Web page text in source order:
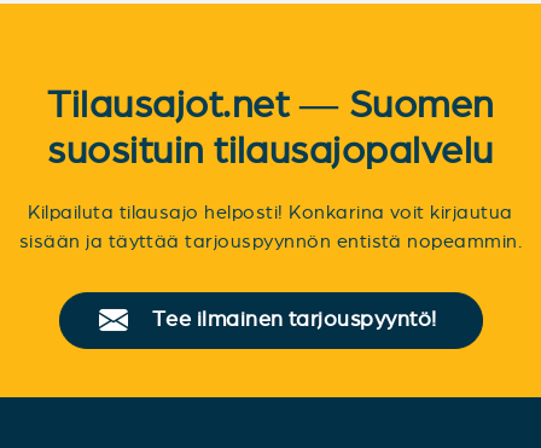
Tilausajot.net — Suomen
suosituin tilausajopalvelu
Kilpailuta tilausajo helposti! Konkarina voit kirjautua
sisään ja täyttää tarjouspyynnön entistä nopeammin.
Tee ilmainen tarjouspyyntö!